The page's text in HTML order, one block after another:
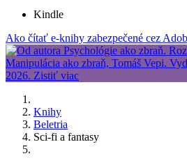
Kindle
Ako čítať e-knihy zabezpečené cez
Knihy
Beletria
Sci-fi a fantasy